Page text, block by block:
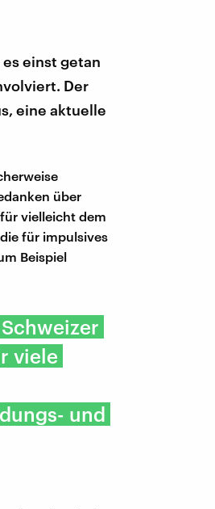
einst getan
Der
eine aktuelle
über
vielleicht dem
für impulsives
Beispiel
viele
und